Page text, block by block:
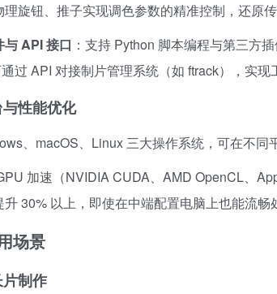
旋钮、推子实现调色参数的精准控制，还原传
API 接口 ：支持 Python 脚本编程与第三方
过 API 对接制片管理系统（如 ftrack），实现
与性能优化
、macOS、Linux 三大操作系统，可在不同
加速（NVIDIA CUDA、AMD OpenCL、
30% 以上，即使在中端配置电脑上也能流畅
场景
片制作